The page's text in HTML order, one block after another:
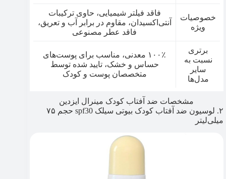
خصوصیات
ویژه
فاقد فیلتر شیمیایی، حاوی ترکیبات
آنتی‌اکسیدان، مقاوم در برابر آب و تعریق،
فاقد عطر مصنوعی
برتری
نسبت به
سایر
مدل‌ها
۱۰۰٪ معدنی، مناسب برای پوست‌های
حساس و خشک، تایید شده توسط
متخصصان پوست و کودک
مشخصات ضد آفتاب کودک مینرال ایزدین
۲. لوسیون ضد آفتاب کودک بیوتی سیلک spf30 حجم ۷۵
میلی‌لیتر